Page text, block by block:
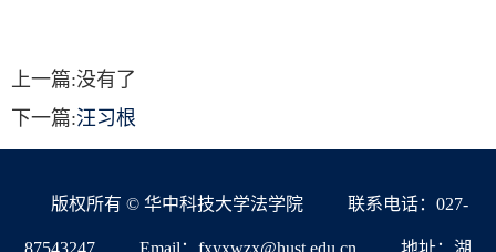
上一篇:没有了
下一篇:汪习根
版权所有 © 华中科技大学法学院 联系电话：027-
87543247 Email：fxyxwzx@hust.edu.cn 地址：湖